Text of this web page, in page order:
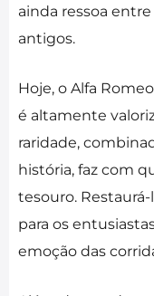
ainda ressoa
antigos.
Hoje, o Alfa
é altamente
raridade,
história, faz com
tesouro.
para os
emoção das